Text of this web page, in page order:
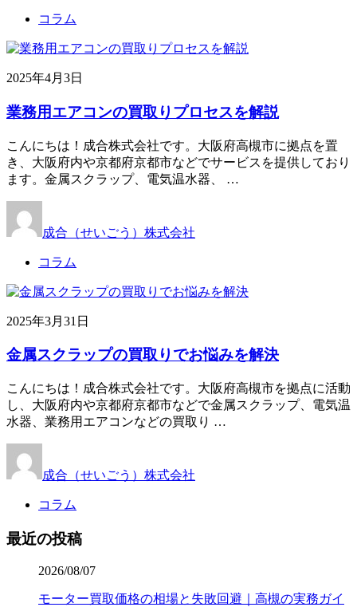
コラム
2025年4月3日
業務用エアコンの買取りプロセスを解説
こんにちは！成合株式会社です。大阪府高槻市に拠点を置
き、大阪府内や京都府京都市などでサービスを提供しており
ます。金属スクラップ、電気温水器、 …
成合（せいごう）株式会社
コラム
2025年3月31日
金属スクラップの買取りでお悩みを解決
こんにちは！成合株式会社です。大阪府高槻市を拠点に活動
し、大阪府内や京都府京都市などで金属スクラップ、電気温
水器、業務用エアコンなどの買取り …
成合（せいごう）株式会社
コラム
最近の投稿
2026/08/07
モーター買取価格の相場と失敗回避｜高槻の実務ガイ